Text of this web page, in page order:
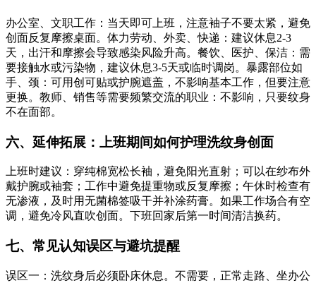
办公室、文职工作：当天即可上班，注意袖子不要太紧，避免
创面反复摩擦桌面。体力劳动、外卖、快递：建议休息2-3
天，出汗和摩擦会导致感染风险升高。餐饮、医护、保洁：需
要接触水或污染物，建议休息3-5天或临时调岗。暴露部位如
手、颈：可用创可贴或护腕遮盖，不影响基本工作，但要注意
更换。教师、销售等需要频繁交流的职业：不影响，只要纹身
不在面部。
六、延伸拓展：上班期间如何护理洗纹身创面
上班时建议：穿纯棉宽松长袖，避免阳光直射；可以在纱布外
戴护腕或袖套；工作中避免提重物或反复摩擦；午休时检查有
无渗液，及时用无菌棉签吸干并补涂药膏。如果工作场合有空
调，避免冷风直吹创面。下班回家后第一时间清洁换药。
七、常见认知误区与避坑提醒
误区一：洗纹身后必须卧床休息。不需要，正常走路、坐办公